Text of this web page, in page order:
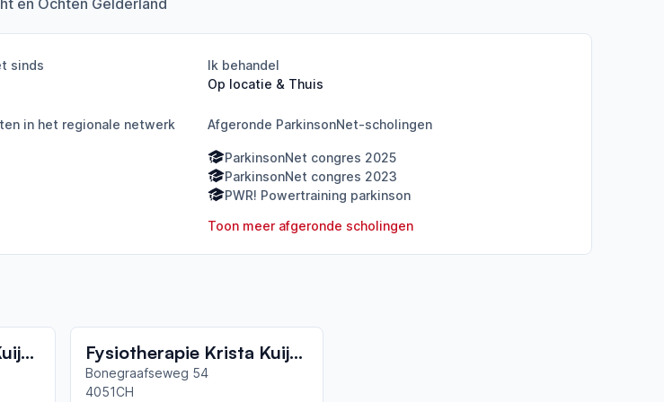
en Ochten Gelderland
sinds
Ik behandel
Op locatie & Thuis
in het regionale netwerk
Afgeronde ParkinsonNet-scholingen
ParkinsonNet congres 2025
ParkinsonNet congres 2023
PWR! Powertraining parkinson
Toon meer afgeronde scholingen
Fysiotherapie Krista Kuijpers van Schaik Fysiotherapie Krista Kuijpers van Schaik
Bonegraafseweg 54
4051CH